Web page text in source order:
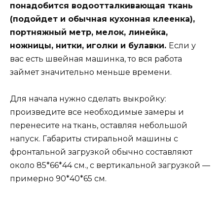
понадобится водоотталкивающая ткань
(подойдет и обычная кухонная клеенка),
портняжный метр, мелок, линейка,
ножницы, нитки, иголки и булавки. Если у
вас есть швейная машинка, то вся работа
займет значительно меньше времени.
Для начала нужно сделать выкройку:
произведите все необходимые замеры и
перенесите на ткань, оставляя небольшой
напуск. Габариты стиральной машины с
фронтальной загрузкой обычно составляют
около 85*66*44 см., с вертикальной загрузкой —
примерно 90*40*65 см.